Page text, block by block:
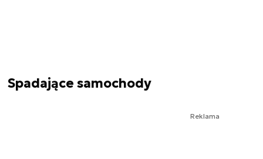
Spadające samochody
Reklama